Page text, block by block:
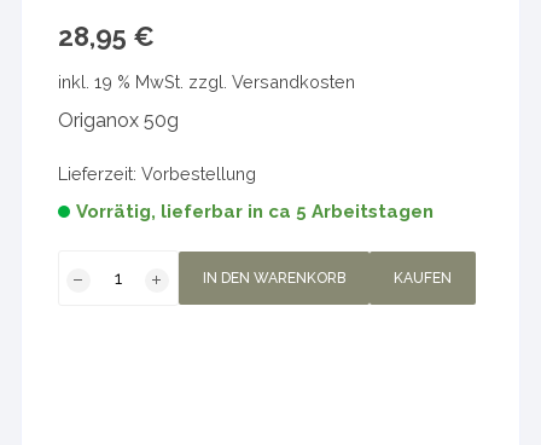
28,95 €
inkl. 19 % MwSt. zzgl.Versandkosten
Origanox 50g
Lieferzeit:Vorbestellung
Vorrätig, lieferbar in ca 5 Arbeitstagen
IN DEN WARENKORB KAUFEN